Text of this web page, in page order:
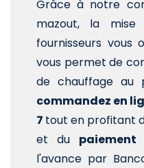
Grâce à notre
mazout, la mise
fournisseurs vous
vous permet de
de chauffage au
commandez en
7 tout en profitant
et du
l'avance par